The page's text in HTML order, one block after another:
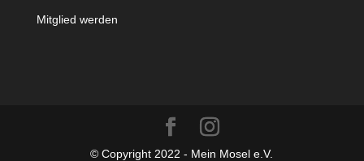
Mitglied werden
© Copyright 2022 - Mein Mosel e.V.